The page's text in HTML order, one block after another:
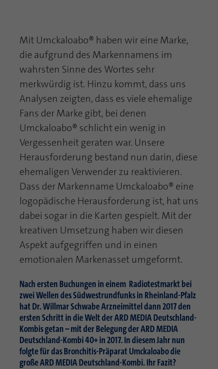
Mit Umckaloabo® haben wir eine Marke,
die aufgrund des Markennamens im
wahrsten Sinne des Wortes sehr
merkwürdig ist. Hinzu kommt, dass uns
Analysen zeigten, dass es viele ehemalige
Fans der Marke gibt, bei denen
Umckaloabo® schlicht ein wenig in
Vergessenheit geraten war. Unsere
Herausforderung bestand nun darin, diese
ehemaligen Verwender zu reaktivieren.
Dass der Markenname Umckaloabo® eine
logopädische Herausforderung ist, hat uns
dabei sogar in die Karten gespielt. Mit der
kreativen Umsetzung haben wir diesen
Aspekt aufgegriffen und in einen
emotionalen Markenasset umgeformt.
Nach ersten Buchungen in einem Radiotestmarkt bei
zwei Wellen des Südwestrundfunks in Rheinland-Pfalz
hat Dr. Willmar Schwabe Arzneimittel dann 2017 den
ersten Schritt in die Welt der ARD MEDIA Deutschland-
Kombis getan – mit der Belegung der ARD MEDIA
Deutschland-Kombi 40+ in 2017. In diesem Jahr nun
folgte für das Bronchitis-Präparat Umckaloabo die
große ARD MEDIA Deutschland-Kombi. Ihr Fazit?